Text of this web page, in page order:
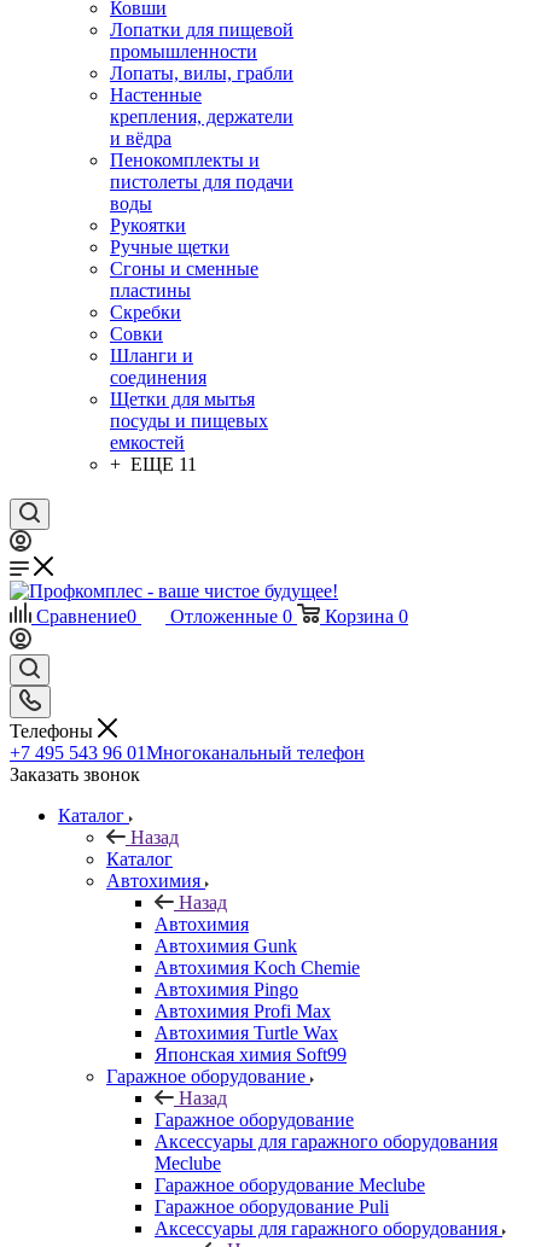
Ковши
Лопатки для пищевой
промышленности
Лопаты, вилы, грабли
Настенные
крепления, держатели
и вёдра
Пенокомплекты и
пистолеты для подачи
воды
Рукоятки
Ручные щетки
Сгоны и сменные
пластины
Скребки
Совки
Шланги и
соединения
Щетки для мытья
посуды и пищевых
емкостей
+ ЕЩЕ 11
Сравнение0 Отложенные 0 Корзина 0
Телефоны
+7 495 543 96 01Многоканальный телефон
Заказать звонок
Каталог
Назад
Каталог
Автохимия
Назад
Автохимия
Автохимия Gunk
Автохимия Koch Chemie
Автохимия Pingo
Автохимия Profi Max
Автохимия Turtle Wax
Японская химия Soft99
Гаражное оборудование
Назад
Гаражное оборудование
Аксессуары для гаражного оборудования
Meclube
Гаражное оборудование Meclube
Гаражное оборудование Puli
Аксессуары для гаражного оборудования